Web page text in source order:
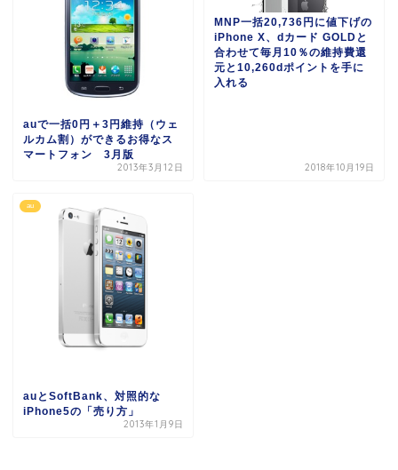
auで一括0円＋3円維持（ウェ
ルカム割）ができるお得なス
マートフォン 3月版
2013年3月12日
MNP一括20,736円に値下げの
iPhone X、dカード GOLDと
合わせて毎月10％の維持費還
元と10,260dポイントを手に
入れる
2018年10月19日
au
auとSoftBank、対照的な
iPhone5の「売り方」
2013年1月9日